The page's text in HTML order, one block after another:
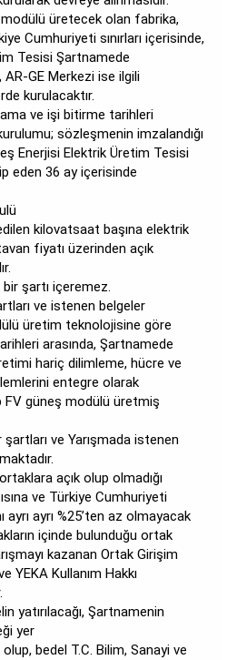
modülü üretecek olan fabrika,
Cumhuriyeti sınırları içerisinde,
Tesisi Şartnamede
GE Merkezi ise ilgili
kurulacaktır.
ve işi bitirme tarihleri
sözleşmenin imzalandığı
Enerjisi Elektrik Üretim Tesisi
eden 36 ay içerisinde
kilovatsaat başına elektrik
fiyatı üzerinden açık
şartı içeremez.
ve istenen belgeler
üretim teknolojisine göre
arasında, Şartnamede
hariç dilimleme, hücre ve
entegre olarak
FV güneş modülü üretmiş
şartları ve Yarışmada istenen
açık olup olmadığı
ve Türkiye Cumhuriyeti
ayrı %25’ten az olmayacak
içinde bulunduğu ortak
kazanan Ortak Girişim
YEKA Kullanım Hakkı
yatırılacağı, Şartnamenin
yer
bedel T.C. Bilim, Sanayi ve